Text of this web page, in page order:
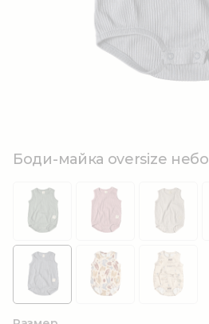
Боди-майка oversize небо